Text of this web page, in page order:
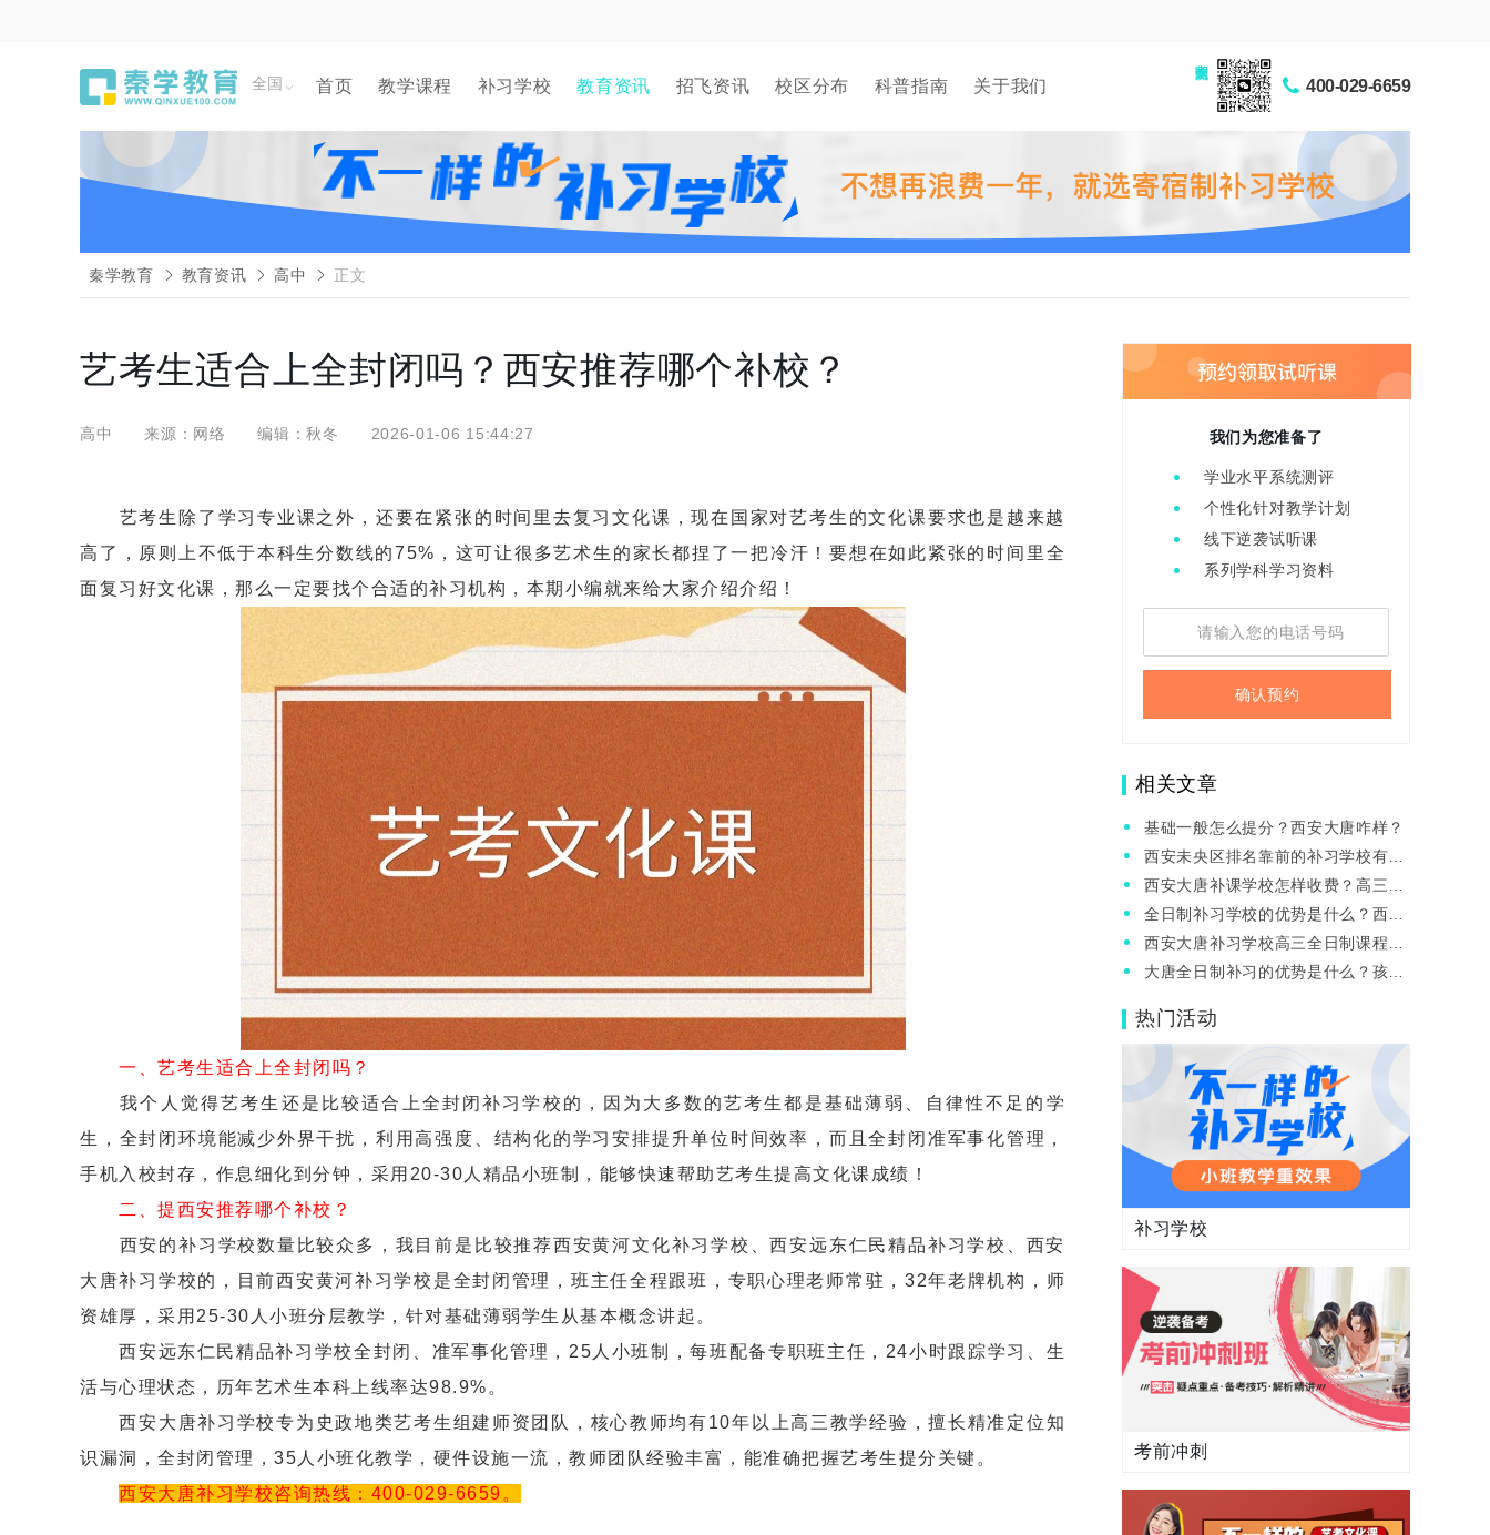
全国 首页 教学课程 补习学校 教育资讯 招飞资讯 校区分布 科普指南 关于我们 400-029-6659
秦学教育 教育资讯 高中 正文
艺考生适合上全封闭吗？西安推荐哪个补校？
高中 来源：网络 编辑：秋冬 2026-01-06 15:44:27
艺考生除了学习专业课之外，还要在紧张的时间里去复习文化课，现在国家对艺考生的文化课要求也是越来越
高了，原则上不低于本科生分数线的75%，这可让很多艺术生的家长都捏了一把冷汗！要想在如此紧张的时间里全
面复习好文化课，那么一定要找个合适的补习机构，本期小编就来给大家介绍介绍！
一、艺考生适合上全封闭吗？
我个人觉得艺考生还是比较适合上全封闭补习学校的，因为大多数的艺考生都是基础薄弱、自律性不足的学
生，全封闭环境能减少外界干扰，利用高强度、结构化的学习安排提升单位时间效率，而且全封闭准军事化管理，
手机入校封存，作息细化到分钟，采用20-30人精品小班制，能够快速帮助艺考生提高文化课成绩！
二、提西安推荐哪个补校？
西安的补习学校数量比较众多，我目前是比较推荐西安黄河文化补习学校、西安远东仁民精品补习学校、西安
大唐补习学校的，目前西安黄河补习学校是全封闭管理，班主任全程跟班，专职心理老师常驻，32年老牌机构，师
资雄厚，采用25-30人小班分层教学，针对基础薄弱学生从基本概念讲起。
西安远东仁民精品补习学校全封闭、准军事化管理，25人小班制，每班配备专职班主任，24小时跟踪学习、生
活与心理状态，历年艺术生本科上线率达98.9%。
西安大唐补习学校专为史政地类艺考生组建师资团队，核心教师均有10年以上高三教学经验，擅长精准定位知
识漏洞，全封闭管理，35人小班化教学，硬件设施一流，教师团队经验丰富，能准确把握艺考生提分关键。
西安大唐补习学校咨询热线：400-029-6659。
我们为您准备了
学业水平系统测评
个性化针对教学计划
线下逆袭试听课
系列学科学习资料
确认预约
相关文章
基础一般怎么提分？西安大唐咋样？
西安未央区排名靠前的补习学校有哪
些？高三英语如何提升？
西安大唐补课学校怎样收费？高三集
训班怎么样呢？
全日制补习学校的优势是什么？西安
大唐推荐去吗？
西安大唐补习学校高三全日制课程怎
么样?有效果吗？
大唐全日制补习的优势是什么？孩子
热门活动
补习学校
考前冲刺